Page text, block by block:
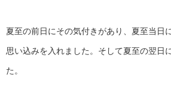
夏至の前日にその気付きがあり、夏至当日
思い込みを入れました。そして夏至の翌日
た。